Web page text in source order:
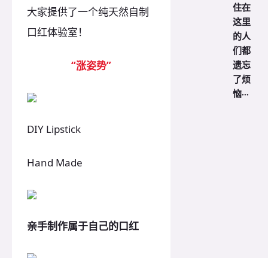
大家提供了一个纯天然自制
口红体验室！
“涨姿势”
DIY Lipstick
Hand Made
亲手制作属于自己的口红
住在
这里
的人
们都
遗忘
了烦
恼···